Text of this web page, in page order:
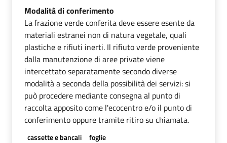
Modalità di conferimento
La frazione verde conferita deve essere esente da
materiali estranei non di natura vegetale, quali
plastiche e rifiuti inerti. Il rifiuto verde proveniente
dalla manutenzione di aree private viene
intercettato separatamente secondo diverse
modalità a seconda della possibilità dei servizi: si
può procedere mediante consegna al punto di
raccolta apposito come l'ecocentro e/o il punto di
conferimento oppure tramite ritiro su chiamata.
cassette e bancali
foglie